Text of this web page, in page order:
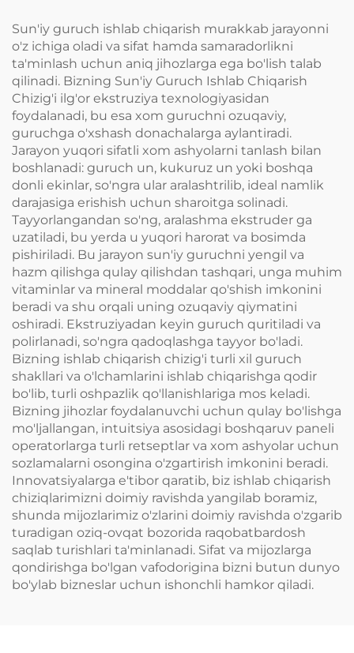
Sun'iy guruch ishlab chiqarish murakkab jarayonni
o'z ichiga oladi va sifat hamda samaradorlikni
ta'minlash uchun aniq jihozlarga ega bo'lish talab
qilinadi. Bizning Sun'iy Guruch Ishlab Chiqarish
Chizig'i ilg'or ekstruziya texnologiyasidan
foydalanadi, bu esa xom guruchni ozuqaviy,
guruchga o'xshash donachalarga aylantiradi.
Jarayon yuqori sifatli xom ashyolarni tanlash bilan
boshlanadi: guruch un, kukuruz un yoki boshqa
donli ekinlar, so'ngra ular aralashtrilib, ideal namlik
darajasiga erishish uchun sharoitga solinadi.
Tayyorlangandan so'ng, aralashma ekstruder ga
uzatiladi, bu yerda u yuqori harorat va bosimda
pishiriladi. Bu jarayon sun'iy guruchni yengil va
hazm qilishga qulay qilishdan tashqari, unga muhim
vitaminlar va mineral moddalar qo'shish imkonini
beradi va shu orqali uning ozuqaviy qiymatini
oshiradi. Ekstruziyadan keyin guruch quritiladi va
polirlanadi, so'ngra qadoqlashga tayyor bo'ladi.
Bizning ishlab chiqarish chizig'i turli xil guruch
shakllari va o'lchamlarini ishlab chiqarishga qodir
bo'lib, turli oshpazlik qo'llanishlariga mos keladi.
Bizning jihozlar foydalanuvchi uchun qulay bo'lishga
mo'ljallangan, intuitsiya asosidagi boshqaruv paneli
operatorlarga turli retseptlar va xom ashyolar uchun
sozlamalarni osongina o'zgartirish imkonini beradi.
Innovatsiyalarga e'tibor qaratib, biz ishlab chiqarish
chiziqlarimizni doimiy ravishda yangilab boramiz,
shunda mijozlarimiz o'zlarini doimiy ravishda o'zgarib
turadigan oziq-ovqat bozorida raqobatbardosh
saqlab turishlari ta'minlanadi. Sifat va mijozlarga
qondirishga bo'lgan vafodorigina bizni butun dunyo
bo'ylab bizneslar uchun ishonchli hamkor qiladi.